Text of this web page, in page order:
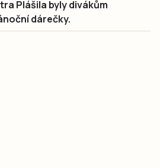
Plášila byly divákům
dárečky.